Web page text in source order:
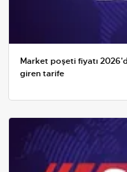
Market poşeti fiyatı
giren tarife